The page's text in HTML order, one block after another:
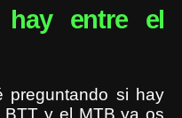
hay entre el
preguntando si hay
BTT y el MTB ya os